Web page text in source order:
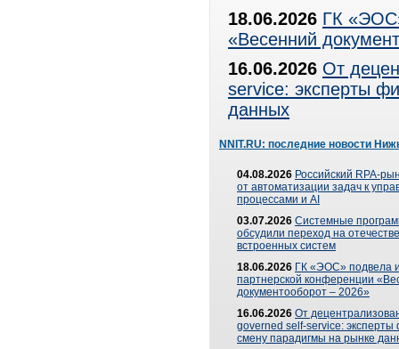
18.06.2026 ГК
«Весенний
16.06.2026 От
service: эксперты
данных
NNIT.RU: последние новости
04.08.2026 Российский RPA-
от автоматизации задач к
процессами и AI
03.07.2026 Системные
обсудили переход на
встроенных систем
18.06.2026 ГК «ЭОС» подвела
партнерской конференции
документооборот – 2026»
16.06.2026 От
governed self-service: эксперты
смену парадигмы на рынке